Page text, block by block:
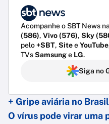
Acompanhe o SBT News
(586), Vivo (576), Sky
pelo+SBT, SiteeYouTube
TVsSamsunge LG.
Siga no
+ Gripe aviária no
O vírus pode virar uma